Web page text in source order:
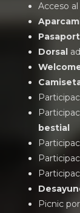
Acceso al
Dorsal
bestial
Picnic